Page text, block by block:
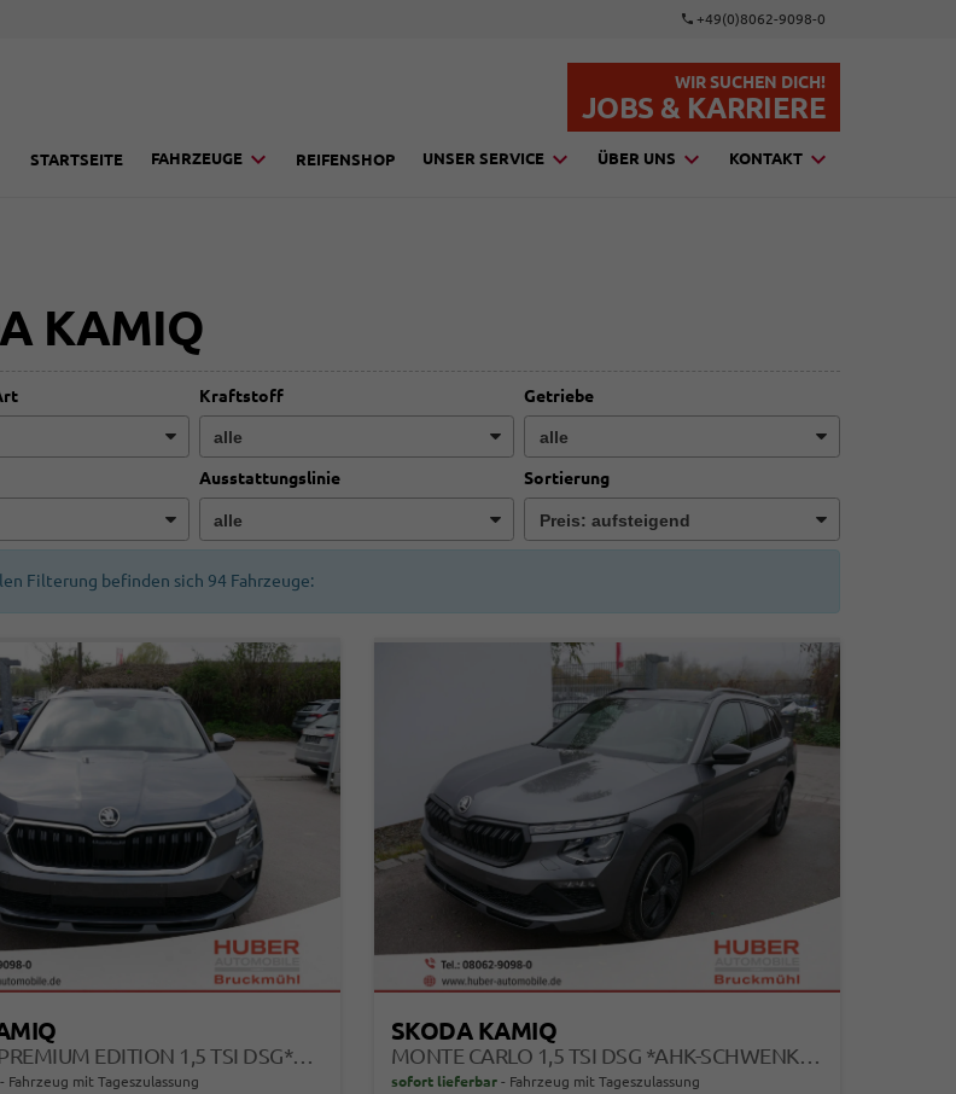
+49(0)8062-9098-0
WIR SUCHEN DICH!
JOBS & KARRIERE
STARTSEITE FAHRZEUGE REIFENSHOP UNSER SERVICE ÜBER UNS KONTAKT
KAMIQ
Kraftstoff Getriebe
Ausstattungslinie Sortierung
Filterung befinden sich 94 Fahrzeuge:
130 JAHRE PREMIUM EDITION 1,5 TSI DSG*AHK-SCHWENKBAR*PDC*LED*KAMERA*SHZ*TEMPOMAT
Fahrzeug mit Tageszulassung
SKODA KAMIQ
sofort lieferbar Fahrzeug mit Tageszulassung